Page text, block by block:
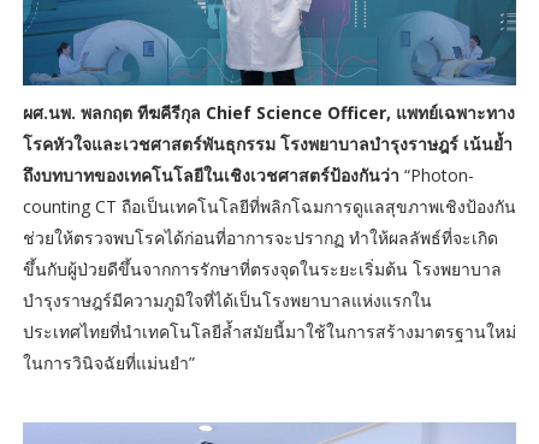
ผศ.นพ. พลกฤต ทีฆคีรีกุล Chief Science Officer, แพทย์เฉพาะทาง
โรคหัวใจและเวชศาสตร์พันธุกรรม โรงพยาบาลบำรุงราษฎร์ เน้นย้ำ
ถึงบทบาทของเทคโนโลยีในเชิงเวชศาสตร์ป้องกันว่า “Photon-
counting CT ถือเป็นเทคโนโลยีที่พลิกโฉมการดูแลสุขภาพเชิงป้องกัน
ช่วยให้ตรวจพบโรคได้ก่อนที่อาการจะปรากฏ ทำให้ผลลัพธ์ที่จะเกิด
ขึ้นกับผู้ป่วยดีขึ้นจากการรักษาที่ตรงจุดในระยะเริ่มต้น โรงพยาบาล
บำรุงราษฎร์มีความภูมิใจที่ได้เป็นโรงพยาบาลแห่งแรกใน
ประเทศไทยที่นำเทคโนโลยีล้ำสมัยนี้มาใช้ในการสร้างมาตรฐานใหม่
ในการวินิจฉัยที่แม่นยำ”